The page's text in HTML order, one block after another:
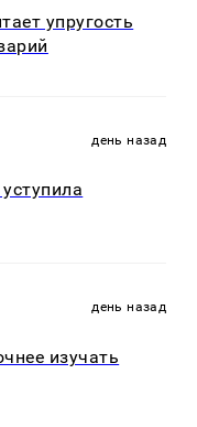
упругость
день назад
день назад
изучать